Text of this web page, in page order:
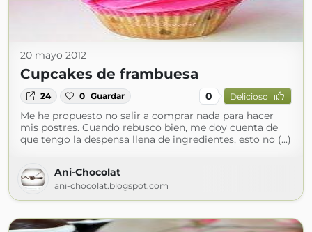
20 mayo 2012
Cupcakes de frambuesa
24 0 Guardar 0 Delicioso
Me he propuesto no salir a comprar nada para hacer
mis postres. Cuando rebusco bien, me doy cuenta de
que tengo la despensa llena de ingredientes, esto no (...)
Ani-Chocolat
ani-chocolat.blogspot.com